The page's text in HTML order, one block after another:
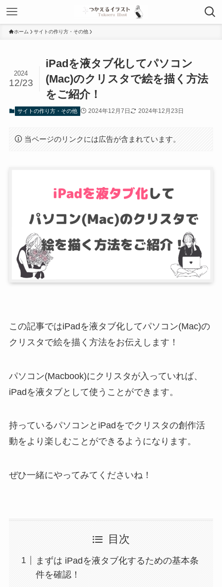
ホーム サイトの作り方・その他
iPadを液タブ化してパソコン
(Mac)のクリスタで絵を描く方法
をご紹介！
2024
12/23
サイトの作り方・その他 2024年12月7日 2024年12月23日
当ページのリンクには広告が含まれています。
この記事ではiPadを液タブ化してパソコン(Mac)の
クリスタで絵を描く方法をお伝えします！
パソコン(Macbook)にクリスタが入っていれば、
iPadを液タブとして使うことができます。
持っているパソコンとiPadをでクリスタの創作活
動をより楽しむことができるようになります。
ぜひ一緒にやってみてくださいね！
目次
まずは iPadを液タブ化するための基本条
件を確認！